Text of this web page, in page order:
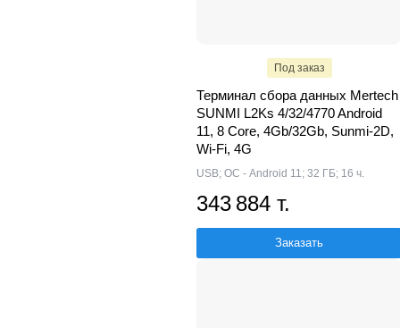
Под заказ
Терминал сбора данных Mertech
SUNMI L2Ks 4/32/4770 Android
11, 8 Core, 4Gb/32Gb, Sunmi-2D,
Wi-Fi, 4G
USB; ОС - Android 11; 32 ГБ; 16 ч.
343 884 т.
Заказать